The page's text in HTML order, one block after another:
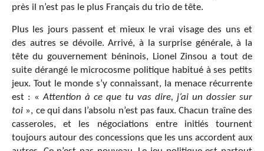
près il n’est pas le plus Français du trio de tête.
Plus les jours passent et mieux le vrai visage des uns et
des autres se dévoile. Arrivé, à la surprise générale, à la
tête du gouvernement béninois, Lionel Zinsou a tout de
suite dérangé le microcosme politique habitué à ses petits
jeux. Tout le monde s’y connaissant, la menace récurrente
est : «Attention à ce que tu vas dire, j’ai un dossier sur
toi », ce qui dans l’absolu n’est pas faux. Chacun traîne des
casseroles, et les négociations entre initiés tournent
toujours autour des concessions que les uns accordent aux